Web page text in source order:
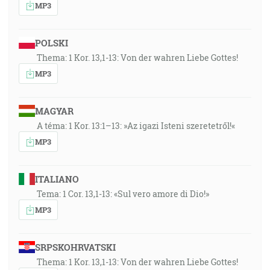
Božom v nevere, ale bol posilnený vo viere dajúc
33:55
Požehnaný Bôh a Otec nášho Pána Ježiša Krista, ktorý
nás podľa svojho mnohého milosrdenstva znova
z mŕtvych … [1Pt 1:3]
34:04
Kristus vo vás, nádeja slávy … [Kol 1:27]
35:21
Bôh nám je útočišťom a silou, pomocou v súženiach,
najdenou veľmi dokázanou. [Ž 46:2]
35:32
Sostúpil som k najspodnejším základom vrchov, zem
MP3
POLSKI
Thema: 1 Kor. 13,1-13: Von der wahren Liebe Gottes!
MP3
MAGYAR
A téma: 1 Kor. 13:1–13: »Az igazi Isteni szeretetről!«
MP3
ITALIANO
Tema: 1 Cor. 13,1-13: «Sul vero amore di Dio!»
MP3
SRPSKOHRVATSKI
Thema: 1 Kor. 13,1-13: Von der wahren Liebe Gottes!